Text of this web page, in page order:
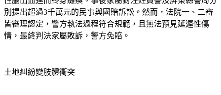
別提出超過3千萬元的民事與國賠訴訟。然而，法院一、二審
皆審理認定，警方執法過程符合規範，且無法預見延遲性傷
情，最終判決家屬敗訴，警方免賠。
土地糾紛變肢體衝突